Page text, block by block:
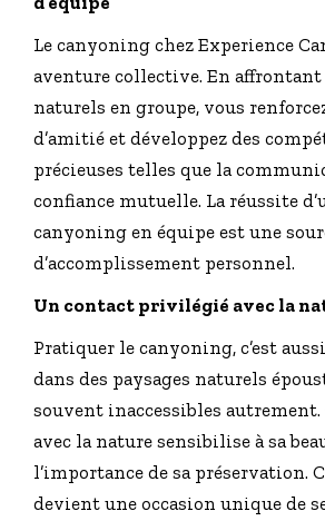
Le canyoning chez Experience
aventure collective. En affrontant
naturels en groupe, vous
d’amitié et développez des
précieuses telles que la
confiance mutuelle. La réussite
canyoning en équipe est une
d’accomplissement personnel.
Un contact privilégié avec la
Pratiquer le canyoning, c’est
dans des paysages naturels
souvent inaccessibles
avec la nature sensibilise à sa
l’importance de sa préservation.
devient une occasion unique de